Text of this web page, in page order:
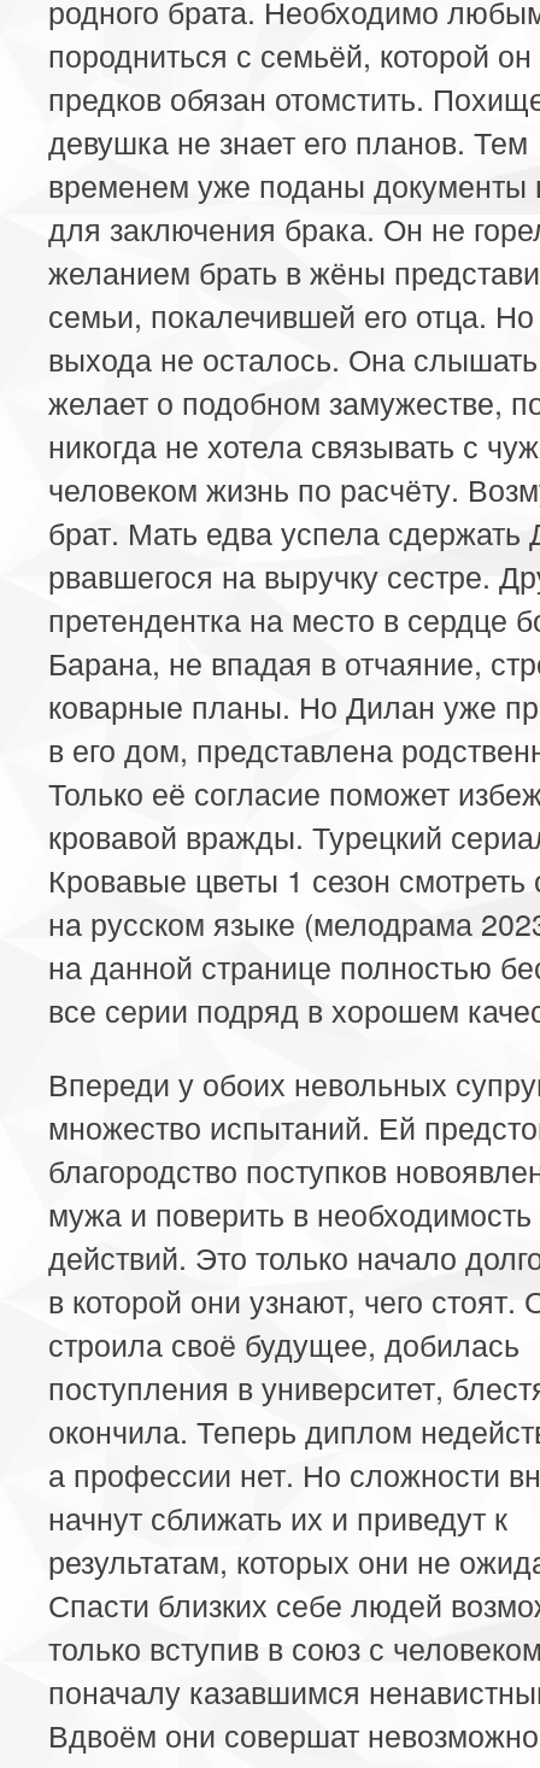
родного брата. Необходимо
породниться с семьёй, которой он
предков обязан отомстить.
девушка не знает его планов. Тем
временем уже поданы
для заключения брака. Он не
желанием брать в жёны
семьи, покалечившей его отца. Но
выхода не осталось. Она
желает о подобном замужестве,
никогда не хотела связывать с
человеком жизнь по расчёту.
брат. Мать едва успела сдержать
рвавшегося на выручку сестре.
претендентка на место в сердце
Барана, не впадая в отчаяние,
коварные планы. Но Дилан уже
в его дом, представлена
Только её согласие поможет
кровавой вражды. Турецкий
Кровавые цветы 1 сезон смотреть
на русском языке (мелодрама
на данной странице полностью
все серии подряд в хорошем
Впереди у обоих невольных
множество испытаний. Ей
благородство поступков
мужа и поверить в необходимость
действий. Это только начало
в которой они узнают, чего стоят.
строила своё будущее, добилась
поступления в университет,
окончила. Теперь диплом
а профессии нет. Но сложности
начнут сближать их и приведут к
результатам, которых они не
Спасти близких себе людей
только вступив в союз с
поначалу казавшимся
Вдвоём они совершат